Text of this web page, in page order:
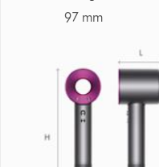
97 mm